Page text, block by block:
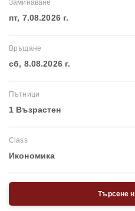
Заминаване
пт, 7.08.2026 г.
Връщане
сб, 8.08.2026 г.
Пътници
1 Възрастен
Class
Икономика
Търсене